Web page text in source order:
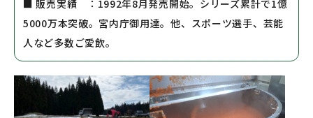
■ 販売実績 ：1992年8月発売開始。シリーズ累計で1億
5000万本突破。宮内庁御用達。他、スポーツ選手、芸能
人など多数ご愛飲。